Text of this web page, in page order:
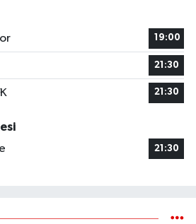
19:00
21:30
21:30
21:30